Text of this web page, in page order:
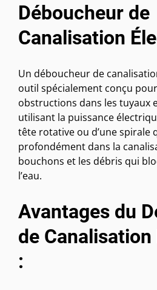
Déboucheur de
Canalisation
Un déboucheur de
outil spécialement conçu
obstructions dans les tuyaux
utilisant la puissance
tête rotative ou d’une spirale
profondément dans la
bouchons et les débris qui
l’eau.
Avantages du
de
: